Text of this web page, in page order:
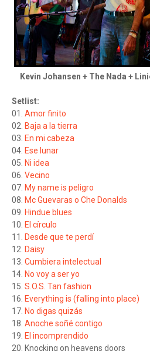
Kevin Johansen + The Nada +
Setlist:
01. Amor finito
02. Baja a la tierra
03. En mi cabeza
04. Ese lunar
05. Ni idea
06. Vecino
07. My name is peligro
08. Mc Guevaras o Che Donalds
09. Hindue blues
10. El círculo
11. Desde que te perdí
12. Daisy
13. Cumbiera intelectual
14. No voy a ser yo
15. S.O.S. Tan fashion
16. Everything is (falling into place)
17. No digas quizás
18. Anoche soñé contigo
19. El incomprendido
20. Knocking on heavens doors